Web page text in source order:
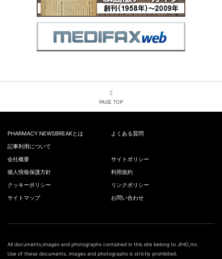
PAGE TOP
PHARMACY NEWSBREAKとは
よくある質問
記事利用について
会社概要
サイトポリシー
個人情報保護方針
利用規約
クッキーポリシー
リンクポリシー
サイトマップ
お問い合わせ
All documents,images and photographs contained in this site belong to JIHO,Inc.
Use of these documents, images and photographs is strictly prohibited.